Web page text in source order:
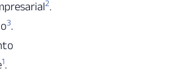
2.
3.
1.